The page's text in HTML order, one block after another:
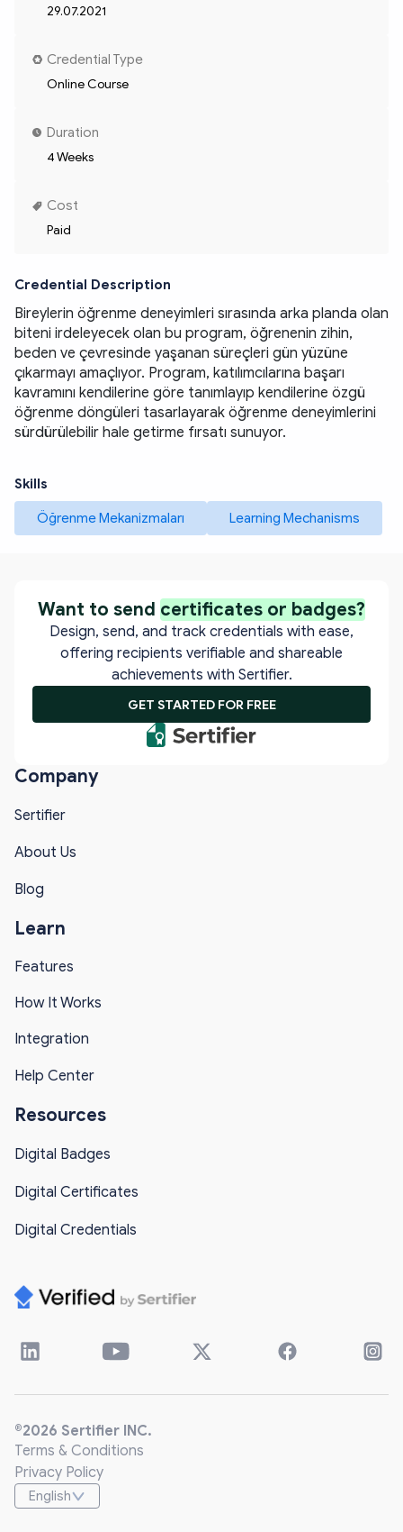
29.07.2021
Credential Type
Online Course
Duration
4 Weeks
Cost
Paid
Credential Description
Bireylerin öğrenme deneyimleri sırasında arka planda olan
biteni irdeleyecek olan bu program, öğrenenin zihin,
beden ve çevresinde yaşanan süreçleri gün yüzüne
çıkarmayı amaçlıyor. Program, katılımcılarına başarı
kavramını kendilerine göre tanımlayıp kendilerine özgü
öğrenme döngüleri tasarlayarak öğrenme deneyimlerini
sürdürülebilir hale getirme fırsatı sunuyor.
Skills
Öğrenme Mekanizmaları Learning Mechanisms
Company
Sertifier
About Us
Blog
Learn
Features
How It Works
Integration
Help Center
Resources
Digital Badges
Digital Certificates
Digital Credentials
Want to send certificates or badges?
Design, send, and track credentials with ease,
offering recipients verifiable and shareable
achievements with Sertifier.
GET STARTED FOR FREE
®2026 Sertifier INC.
Terms & Conditions
Privacy Policy
English